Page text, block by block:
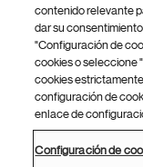
inferior
del
Política de privacidad
contenido relevante
dar su
"Configuración de
cookies o seleccione
cookies
configuración de
enlace de
Configuración de